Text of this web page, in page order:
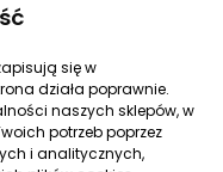
się w
działa poprawnie.
naszych sklepów, w
potrzeb poprzez
i analitycznych,